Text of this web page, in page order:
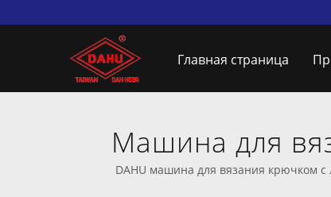
Главная страница
Машина для
DAHU:
DAHU машина для вязания крючком